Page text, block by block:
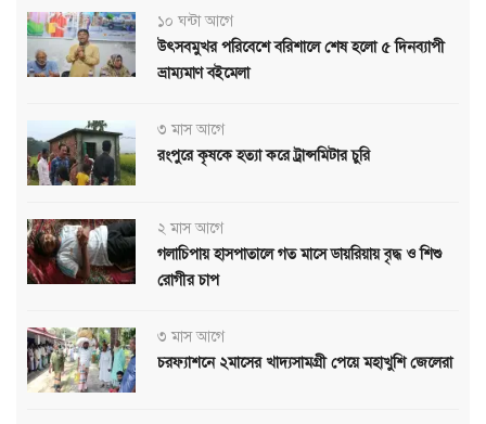
১০ ঘন্টা আগে
উৎসবমুখর পরিবেশে বরিশালে শেষ হলো ৫ দিনব্যাপী
ভ্রাম্যমাণ বইমেলা
৩ মাস আগে
রংপুরে কৃষকে হত্যা করে ট্রান্সমিটার চুরি
২ মাস আগে
গলাচিপায় হাসপাতালে গত মাসে ডায়রিয়ায় বৃদ্ধ ও শিশু
রোগীর চাপ
৩ মাস আগে
চরফ্যাশনে ২মাসের খাদ্যসামগ্রী পেয়ে মহাখুশি জেলেরা